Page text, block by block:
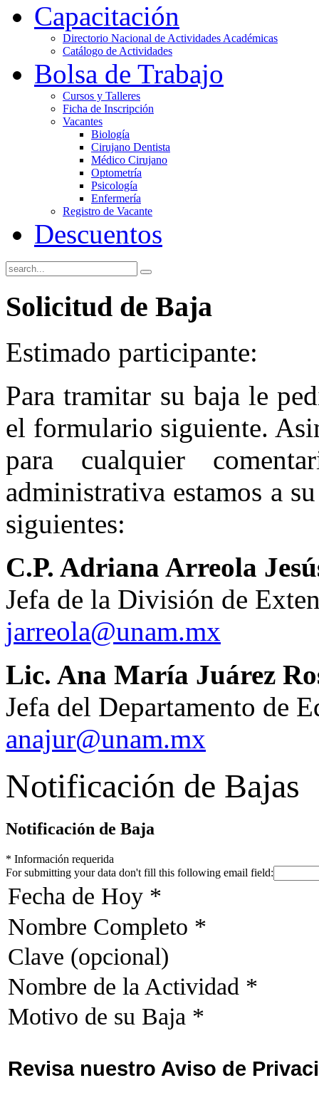
Capacitación
Directorio Nacional de Actividades Académicas
Catálogo de Actividades
Bolsa de Trabajo
Cursos y Talleres
Ficha de Inscripción
Vacantes
Biología
Cirujano Dentista
Médico Cirujano
Optometría
Psicología
Enfermería
Registro de Vacante
Descuentos
Solicitud de Baja
Estimado participante:
Para tramitar su baja le
el formulario siguiente.
para cualquier
administrativa estamos a
siguientes:
C.P. Adriana Arreola
Jefa de la División de
jarreola@unam.mx
Lic. Ana María Juárez
Jefa del Departamento de
anajur@unam.mx
Notificación de Bajas
Notificación de Baja
* Información requerida
For submitting your data don't fill this following email field:
Fecha de Hoy *
Nombre Completo *
Clave (opcional)
Nombre de la Actividad *
Motivo de su Baja *
Revisa nuestro Aviso de